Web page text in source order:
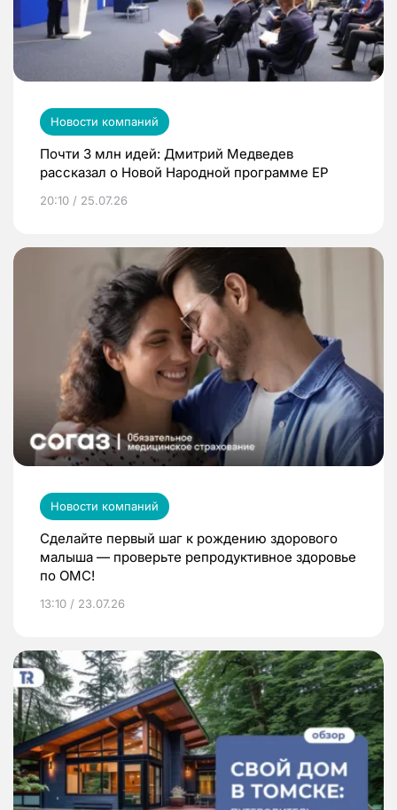
Новости компаний
Почти 3 млн идей: Дмитрий Медведев
рассказал о Новой Народной программе ЕР
20:10 / 25.07.26
Новости компаний
Сделайте первый шаг к рождению здорового
малыша — проверьте репродуктивное здоровье
по ОМС!
13:10 / 23.07.26